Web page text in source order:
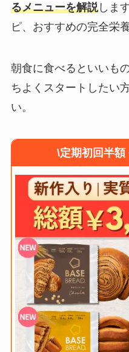
るメニューを解説しま
ピ、おすすめの完全栄
朝食に食べるといいも
ちよくスタートしたい
い。
\定期初回半